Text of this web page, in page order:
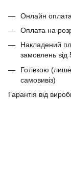
Онлайн
Оплата на
Накладений
замовлень від
Готівкою
самовивіз)
Гарантія від